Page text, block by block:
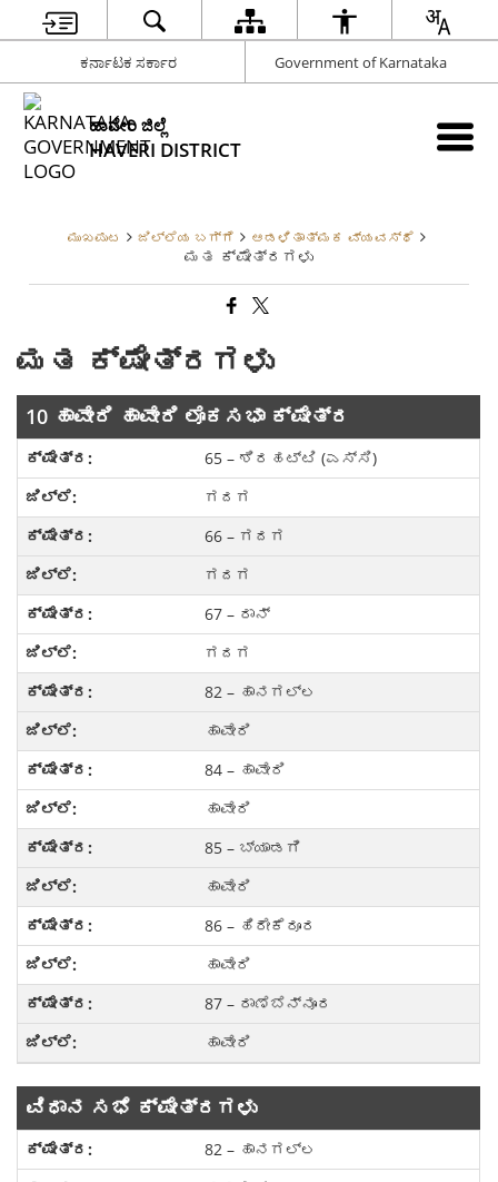
ಕರ್ನಾಟಕ ಸರ್ಕಾರ Government of Karnataka
ಹಾವೇರಿ ಜಿಲ್ಲೆ
HAVERI DISTRICT
ಮುಖಪುಟ ಜಿಲ್ಲೆಯ ಬಗ್ಗೆ ಆಡಳಿತಾತ್ಮಕ ವ್ಯವಸ್ಥೆ
ಮತ ಕ್ಷೇತ್ರಗಳು
ಮತ ಕ್ಷೇತ್ರಗಳು
10 ಹಾವೇರಿ ಹಾವೇರಿ ಲೊಕಸಭಾ ಕ್ಷೇತ್ರ
65 – ಶಿರಹಟ್ಟಿ (ಎಸ್ಸಿ)
ಗದಗ
66 – ಗದಗ
ಗದಗ
67 – ರಾನ್
ಗದಗ
82 – ಹಾನಗಲ್ಲ
ಹಾವೇರಿ
84 – ಹಾವೇರಿ
ಹಾವೇರಿ
85 – ಬ್ಯಾಡಗಿ
ಹಾವೇರಿ
86 – ಹಿರೇಕೆರೂರ
ಹಾವೇರಿ
87 – ರಾಣೆಬೆನ್ನೂರ
ಹಾವೇರಿ
ವಿಧಾನ ಸಭೆ ಕ್ಷೇತ್ರಗಳು
82 – ಹಾನಗಲ್ಲ